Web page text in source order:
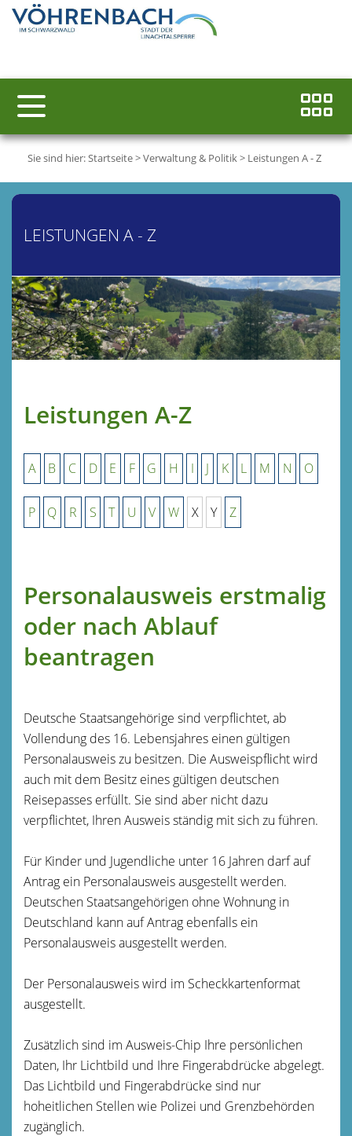
Sie sind hier:Startseite>Verwaltung & Politik> Leistungen A - Z
LEISTUNGEN A - Z
Leistungen A-Z
A B C D E F G H I J K L M N O
P Q R S T U V W X Y Z
Personalausweis erstmalig
oder nach Ablauf
beantragen
Deutsche Staatsangehörige sind verpflichtet, ab
Vollendung des 16. Lebensjahres einen gültigen
Personalausweis zu besitzen. Die Ausweispflicht wird
auch mit dem Besitz eines gültigen deutschen
Reisepasses erfüllt. Sie sind aber nicht dazu
verpflichtet, Ihren Ausweis ständig mit sich zu führen.
Für Kinder und Jugendliche unter 16 Jahren darf auf
Antrag ein Personalausweis ausgestellt werden.
Deutschen Staatsangehörigen ohne Wohnung in
Deutschland kann auf Antrag ebenfalls ein
Personalausweis ausgestellt werden.
Der Personalausweis wird im Scheckkartenformat
ausgestellt.
Zusätzlich sind im Ausweis-Chip Ihre persönlichen
Daten, Ihr Lichtbild und Ihre Fingerabdrücke abgelegt.
Das Lichtbild und Fingerabdrücke sind nur
hoheitlichen Stellen wie Polizei und Grenzbehörden
zugänglich.